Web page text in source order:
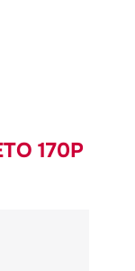
170P